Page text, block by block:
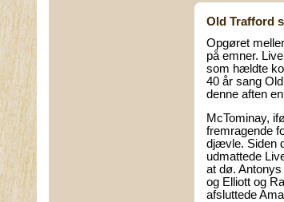
Old Trafford
Opgøret
på emner.
som hældte
40 år sang
denne aften
McTominay,
fremragende
djævle. Siden
udmattede
at dø.
og Elliott og
afsluttede